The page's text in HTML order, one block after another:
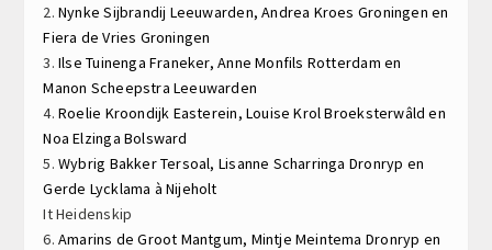
2.Nynke Sijbrandij Leeuwarden,Andrea Kroes Groningen en
Fiera de Vries Groningen
3.Ilse Tuinenga Franeker,Anne Monfils Rotterdam en
Manon Scheepstra Leeuwarden
4.Roelie Kroondijk Easterein, Louise KrolBroeksterwâld en
Noa Elzinga Bolsward
5.Wybrig BakkerTersoal, Lisanne Scharringa Dronryp en
Gerde Lycklama à Nijeholt
It Heidenskip
6.Amarins de Groot Mantgum, Mintje Meintema Dronryp en